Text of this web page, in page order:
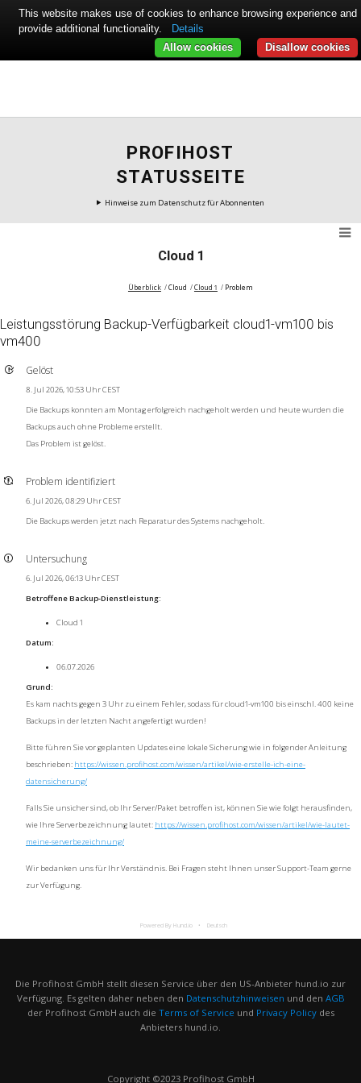
PROFIHOST
STATUSSEITE
Hinweise zum Datenschutz für Abonnenten
Cloud 1
Überblick Cloud Cloud 1 Problem
Leistungsstörung Backup-Verfügbarkeit cloud1-vm100 bis
vm400
Gelöst
8. Jul 2026, 10:53 Uhr CEST
Die Backups konnten am Montag erfolgreich nachgeholt werden und heute wurden die
Backups auch ohne Probleme erstellt.
Das Problem ist gelöst.
Problem identifiziert
6. Jul 2026, 08:29 Uhr CEST
Die Backups werden jetzt nach Reparatur des Systems nachgeholt.
Untersuchung
6. Jul 2026, 06:13 Uhr CEST
Betroffene Backup-Dienstleistung:
Cloud 1
Datum:
06.07.2026
Grund:
Es kam nachts gegen 3 Uhr zu einem Fehler, sodass für cloud1-vm100 bis einschl. 400 keine
Backups in der letzten Nacht angefertigt wurden!
Bitte führen Sie vor geplanten Updates eine lokale Sicherung wie in folgender Anleitung
beschrieben: https://wissen.profihost.com/wissen/artikel/wie-erstelle-ich-eine-
datensicherung/
Falls Sie unsicher sind, ob Ihr Server/Paket betroffen ist, können Sie wie folgt herausfinden,
wie Ihre Serverbezeichnung lautet: https://wissen.profihost.com/wissen/artikel/wie-lautet-
meine-serverbezeichnung/
Wir bedanken uns für Ihr Verständnis. Bei Fragen steht Ihnen unser Support-Team gerne
zur Verfügung.
Powered By Hund.io Deutsch
Die Profihost GmbH stellt diesen Service über den US-Anbieter hund.io zur
Verfügung. Es gelten daher neben den Datenschutzhinweisen und den AGB
der Profihost GmbH auch die Terms of Service und Privacy Policydes
Anbieters hund.io.
Copyright ©2023 Profihost GmbH
This website makes use of cookies to enhance browsing experience and
provide additional functionality.
Details
Disallow cookies
Allow cookies